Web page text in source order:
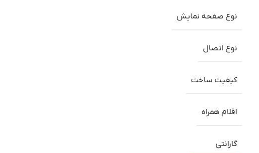
نوع صفحه نمایش
نوع اتصال
کیفیت ساخت
اقلام همراه
گارانتی